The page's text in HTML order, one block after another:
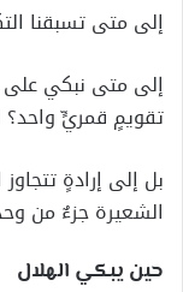
إلى متى تسبقنا
إلى متى نبكي على
تقويمٍ قمريٍّ واحد؟
بل إلى إرادةٍ
الشعيرة جزءٌ من
حين يبكي الهلال